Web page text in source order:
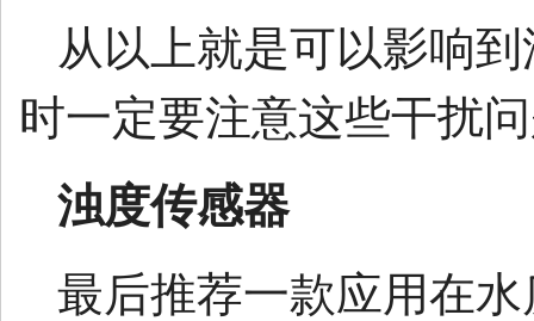
从以上就是可以影响
时一定要注意这些干扰
浊度传感器
最后推荐一款应用在